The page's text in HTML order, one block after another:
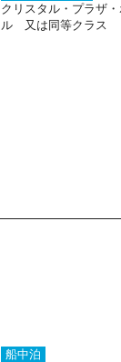
クリスタル・プラザ・
ル 又は同等クラス
船中泊